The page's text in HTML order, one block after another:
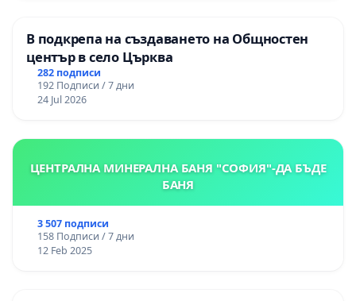
В подкрепа на създаването на Общностен
център в село Църква
282 подписи
192 Подписи / 7 дни
24 Jul 2026
ЦЕНТРАЛНА МИНЕРАЛНА БАНЯ "СОФИЯ"-ДА БЪДЕ
БАНЯ
3 507 подписи
158 Подписи / 7 дни
12 Feb 2025